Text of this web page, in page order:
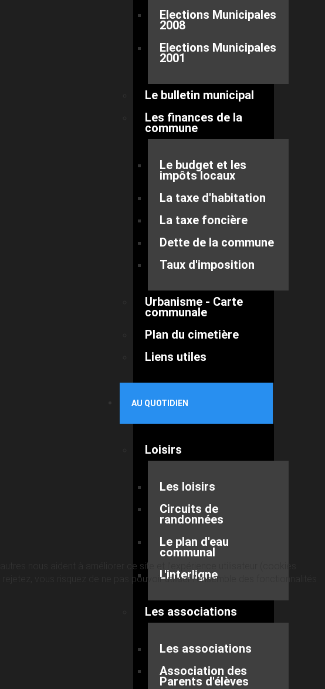
Elections Municipales
2008
Elections Municipales
2001
Le bulletin municipal
Les finances de la
commune
Le budget et les
impôts locaux
La taxe d'habitation
La taxe foncière
Dette de la commune
Taux d'imposition
Urbanisme - Carte
communale
Plan du cimetière
Liens utiles
AU QUOTIDIEN
Loisirs
Les loisirs
Circuits de
randonnées
Le plan d'eau
communal
L'interligne
Les associations
Les associations
Association des
Parents d'élèves
nous aident à améliorer ce site et l’expérience utilisateur (cookies
vous risquez de ne pas pouvoir utiliser l’ensemble des fonctionnalités